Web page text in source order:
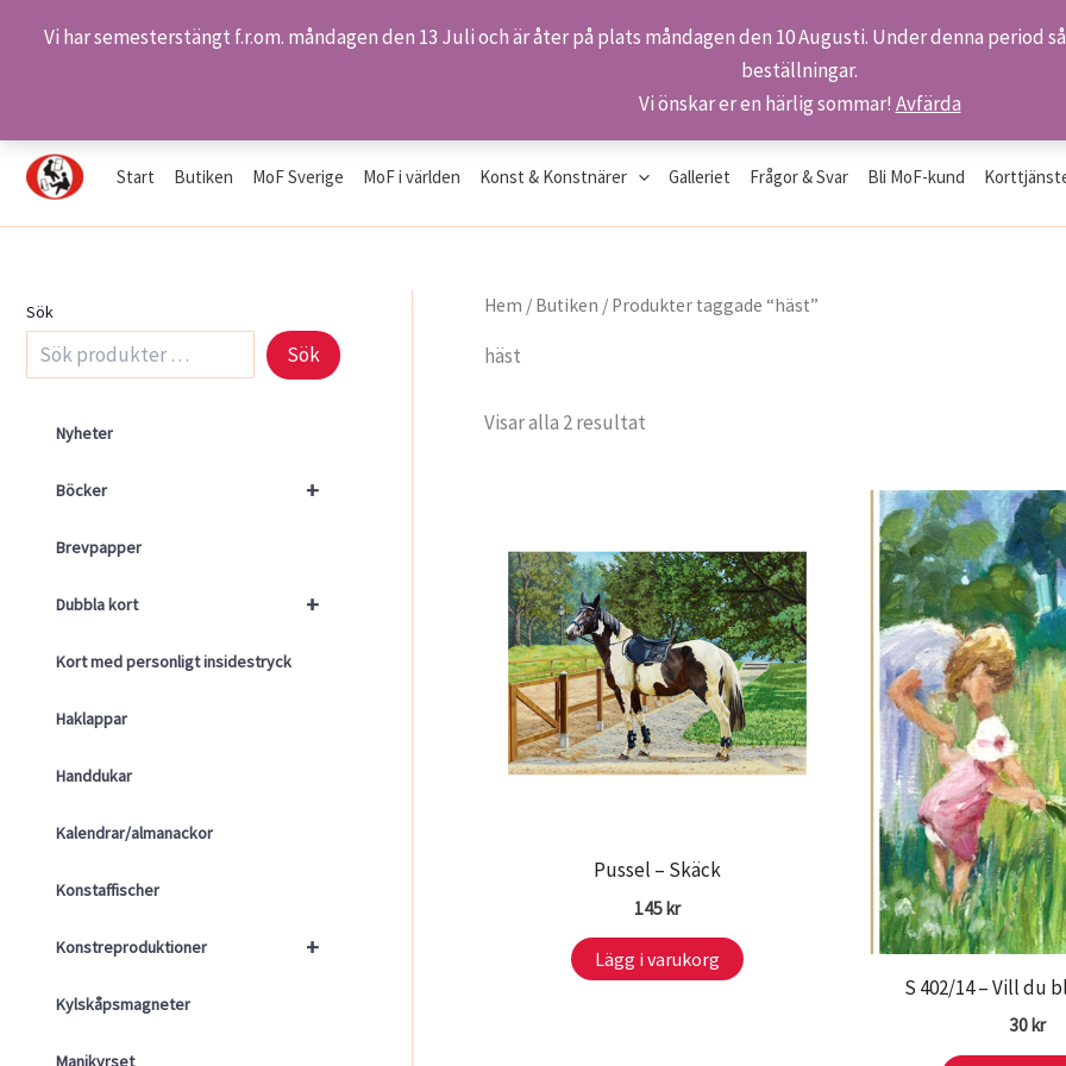
Vi har semesterstängt f.r.om. måndagen den 13 Juli och är åter på plats måndagen den 10 Augusti. Under denna
beställningar.
Vi önskar er en härlig sommar! Avfärda
innehåll
Start Butiken MoF Sverige MoF i världen Konst & Konstnärer Galleriet Frågor & Svar Bli MoF-kund
Sök
Sök
Nyheter
+
Böcker
Brevpapper
+
Dubbla kort
Kort med personligt insidestryck
Haklappar
Handdukar
Kalendrar/almanackor
Konstaffischer
+
Konstreproduktioner
Kylskåpsmagneter
Manikyrset
Hem / Butiken / Produkter taggade “häst”
häst
Visar alla 2 resultat
Pussel – Skäck
145kr
Lägg i varukorg
S 402/14 – Vill du
30 kr